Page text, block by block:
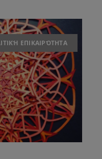
ΕΠΙΚΑΙΡΌΤΗΤΑ